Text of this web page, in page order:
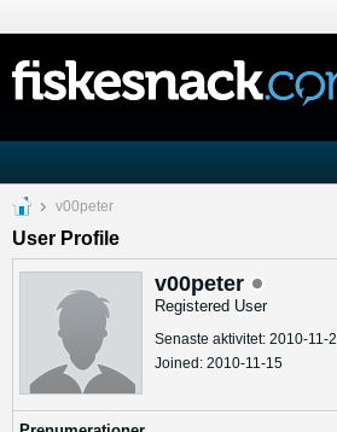
v00peter
User Profile
v00peter
Registered User
Senaste aktivitet: 2010-11-
Joined: 2010-11-15